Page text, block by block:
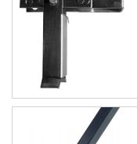
87,15 €
72,62 €